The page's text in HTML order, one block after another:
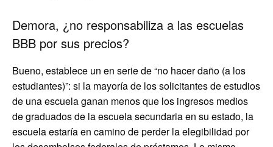
Demora, ¿no responsabiliza a las escuelas
BBB por sus precios?
Bueno, establece un en serie de “no hacer daño (a los
estudiantes)”: si la mayoría de los solicitantes de estudios
de una escuela ganan menos que los ingresos medios
de graduados de la escuela secundaria en su estado, la
escuela estaría en camino de perder la elegibilidad por